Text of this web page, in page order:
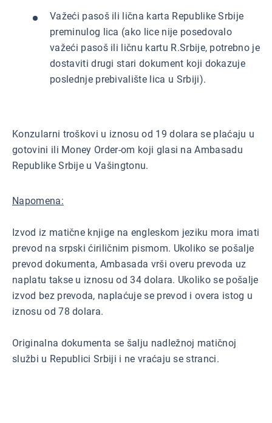
Važeći pasoš ili lična karta Republike Srbije
preminulog lica (ako lice nije posedovalo
važeći pasoš ili ličnu kartu R.Srbije, potrebno je
dostaviti drugi stari dokument koji dokazuje
poslednje prebivalište lica u Srbiji).
Konzularni troškovi u iznosu od 19 dolara se plaćaju u
gotovini ili Money Order-om koji glasi na Ambasadu
Republike Srbije u Vašingtonu.
Napomena:
Izvod iz matične knjige na engleskom jeziku mora imati
prevod na srpski ćiriličnim pismom. Ukoliko se pošalje
prevod dokumenta, Ambasada vrši overu prevoda uz
naplatu takse u iznosu od 34 dolara. Ukoliko se pošalje
izvod bez prevoda, naplaćuje se prevod i overa istog u
iznosu od 78 dolara.
Originalna dokumenta se šalju nadležnoj matičnoj
službi u Republici Srbiji i ne vraćaju se stranci.